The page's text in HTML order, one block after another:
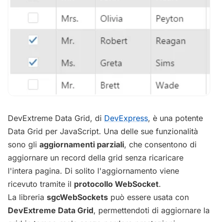
DevExtreme Data Grid, di DevExpress, è una potente
Data Grid per JavaScript. Una delle sue funzionalità
sono gli aggiornamenti parziali, che consentono di
aggiornare un record della grid senza ricaricare
l'intera pagina. Di solito l'aggiornamento viene
ricevuto tramite il protocollo WebSocket.
La libreria sgcWebSockets può essere usata con
DevExtreme Data Grid, permettendoti di aggiornare la